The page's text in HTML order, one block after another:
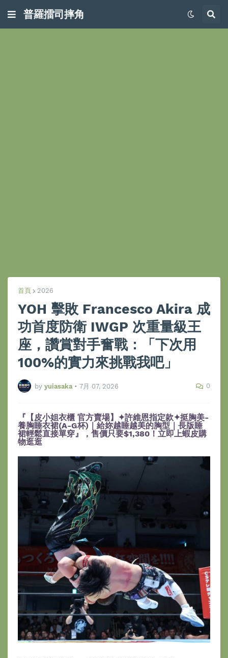
普羅擂司摔角
首頁 2026
YOH 擊敗 Francesco Akira 成
功首度防衛 IWGP 次重量級王
座，讚賞對手奮戰：「下次用
100%的實力來挑戰我吧」
by yuiasaka • 7月 07, 2026 0
『【皮小姐衣櫃 官方賣場】✦許維恩指定款✦挺胸美-
養胸睡衣裙(A-G杯)｜給妳越睡越美的胸型｜長版睡
裙輕鬆直接單穿』，售價只要$1,380！立即上蝦皮購
物逛逛